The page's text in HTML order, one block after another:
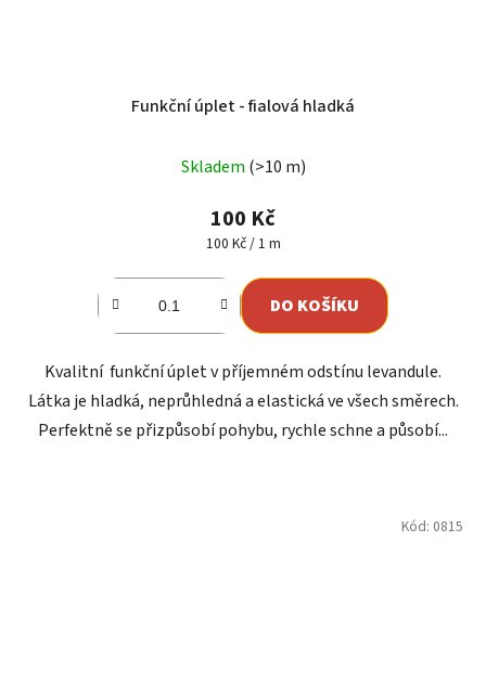
Funkční úplet - fialová hladká
Skladem (>10 m)
100 Kč
Měrná
100 Kč / 1 m
DO KOŠÍKU
Kvalitní funkční úplet v příjemném odstínu levandule.
Látka je hladká, neprůhledná a elastická ve všech směrech.
Perfektně se přizpůsobí pohybu, rychle schne a působí...
Kód: 0815